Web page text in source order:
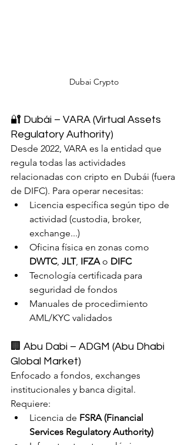
Dubai Crypto
🔐 Dubái – VARA (Virtual Assets
Regulatory Authority)
Desde 2022, VARA es la entidad que
regula todas las actividades
relacionadas con cripto en Dubái (fuera
de DIFC). Para operar necesitas:
Licencia específica según tipo de
actividad (custodia, broker,
exchange...)
Oficina física en zonas como
DWTC, JLT, IFZA o DIFC
Tecnología certificada para
seguridad de fondos
Manuales de procedimiento
AML/KYC validados
🏢 Abu Dabi – ADGM (Abu Dhabi
Global Market)
Enfocado a fondos, exchanges
institucionales y banca digital.
Requiere:
Licencia de FSRA (Financial
Services Regulatory Authority)